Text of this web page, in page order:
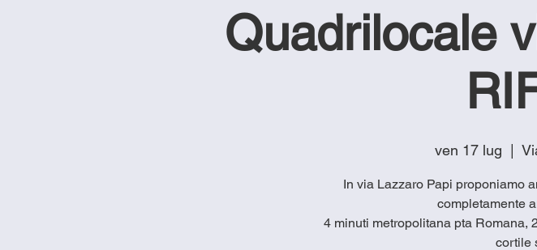
Quadrilocale
ven 17 lug
  |
In via Lazzaro Papi proponiamo
completamente
4 minuti metropolitana pta Romana,
cortile